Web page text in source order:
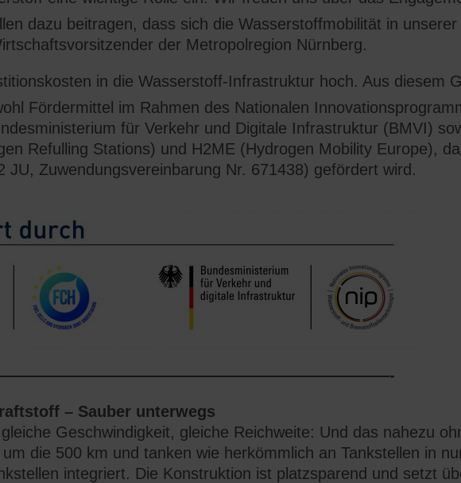
dazu beitragen, dass sich die Wasserstoffmobilität in
der Metropolregion Nürnberg.
in die Wasserstoff-Infrastruktur hoch. Aus diesem
Fördermittel im Rahmen des Nationalen
für Verkehr und Digitale Infrastruktur (BMVI)
Refulling Stations) und H2ME (Hydrogen Mobility Europe),
JU, Zuwendungsvereinbarung Nr. 671438) gefördert wird.
– Sauber unterwegs
Geschwindigkeit, gleiche Reichweite: Und das nahezu
um die 500 km und tanken wie herkömmlich an Tankstellen in
integriert. Die Konstruktion ist platzsparend und setzt